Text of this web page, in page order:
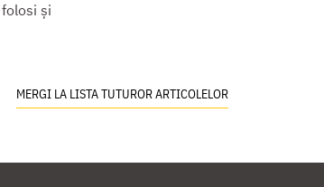
și
MERGI LA LISTA TUTUROR ARTICOLELOR